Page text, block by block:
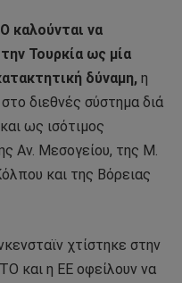
καλούνται να
Τουρκία ως μία
δύναμη, η
διεθνές σύστημα διά
ως ισότιμος
Αν. Μεσογείου, της Μ.
και της Βόρειας
χτίστηκε στην
και η ΕΕ οφείλουν να